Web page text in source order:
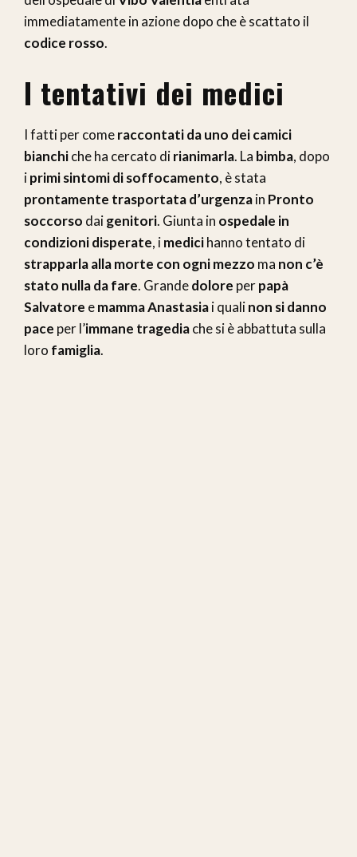
immediatamente in azione dopo che è scattato il
codice rosso.
I tentativi dei medici
I fatti per comeraccontati da uno dei camici
bianchiche ha cercato dirianimarla. La bimba, dopo
iprimi sintomi di soffocamento, è stata
prontamente trasportata d’urgenzain Pronto
soccorso daigenitori. Giunta in ospedale in
condizioni disperate, imedicihanno tentato di
strapparla alla morte con ogni mezzo ma non c’è
stato nulla da fare. Grandedolore perpapà
Salvatore emamma Anastasiai qualinon si danno
pace per l’immane tragediache si è abbattuta sulla
loro famiglia.